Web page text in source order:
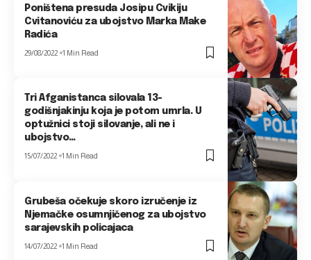
Poništena presuda Josipu Cvikiju
Cvitanoviću za ubojstvo Marka Make
Radića
29/08/2022 1 Min Read
Tri Afganistanca silovala 13-
godišnjakinju koja je potom umrla. U
optužnici stoji silovanje, ali ne i
ubojstvo…
15/07/2022 1 Min Read
Grubeša očekuje skoro izručenje iz
Njemačke osumnjičenog za ubojstvo
sarajevskih policajaca
14/07/2022 1 Min Read